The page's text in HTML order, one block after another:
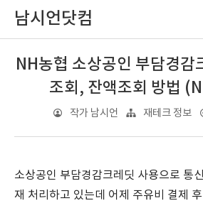
남시언닷컴
NH농협 소상공인 부담경감
조회, 잔액조회 방법
작가 남시언 재테크 정보
소상공인 부담경감크레딧 사용으로 통
재 처리하고 있는데 어제 주유비 결제